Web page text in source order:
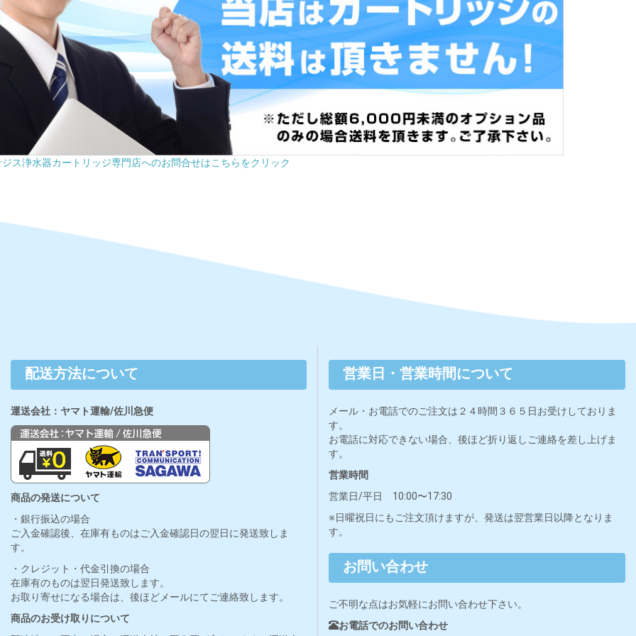
ス浄水器カートリッジ専門店へのお問合せはこちらをクリック
配送方法について
運送会社：ヤマト運輸/佐川急便
商品の発送について
・銀行振込の場合
ご入金確認後、在庫有ものはご入金確認日の翌日に発送致しま
す。
・クレジット・代金引換の場合
在庫有のものは翌日発送致します。
お取り寄せになる場合は、後ほどメールにてご連絡致します。
商品のお受け取りについて
営業日・営業時間について
メール・お電話でのご注文は２４時間３６５日お受けしておりま
す。
お電話に対応できない場合、後ほど折り返しご連絡を差し上げま
す。
営業時間
営業日/平日 10:00〜17:30
※日曜祝日にもご注文頂けますが、発送は翌営業日以降となりま
す。
お問い合わせ
ご不明な点はお気軽にお問い合わせ下さい。
お電話でのお問い合わせ